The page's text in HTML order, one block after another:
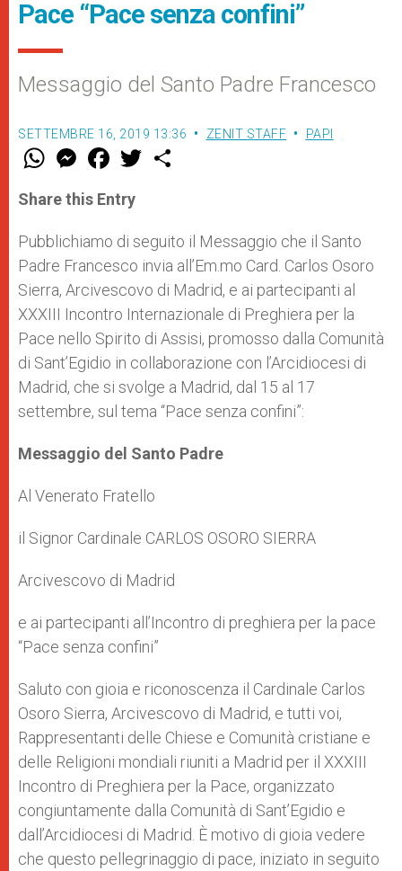
Pace “Pace senza confini”
Messaggio del Santo Padre Francesco
SETTEMBRE 16, 2019 13:36 ZENIT STAFF PAPI
W
t
s
p
p
M
e
s
e
g
e
r
F
a
e
b
o
k
w
r
Share this Entry
Pubblichiamo di seguito il Messaggio che il Santo
Padre Francesco invia all’Em.mo Card. Carlos Osoro
Sierra, Arcivescovo di Madrid, e ai partecipanti al
XXXIII Incontro Internazionale di Preghiera per la
Pace nello Spirito di Assisi, promosso dalla Comunità
di Sant’Egidio in collaborazione con l’Arcidiocesi di
Madrid, che si svolge a Madrid, dal 15 al 17
settembre, sul tema “Pace senza confini”:
Messaggio del Santo Padre
Al Venerato Fratello
il Signor Cardinale CARLOS OSORO SIERRA
Arcivescovo di Madrid
e ai partecipanti all’Incontro di preghiera per la pace
“Pace senza confini”
Saluto con gioia e riconoscenza il Cardinale Carlos
Osoro Sierra, Arcivescovo di Madrid, e tutti voi,
Rappresentanti delle Chiese e Comunità cristiane e
delle Religioni mondiali riuniti a Madrid per il XXXIII
Incontro di Preghiera per la Pace, organizzato
congiuntamente dalla Comunità di Sant’Egidio e
dall’Arcidiocesi di Madrid. È motivo di gioia vedere
che questo pellegrinaggio di pace, iniziato in seguito